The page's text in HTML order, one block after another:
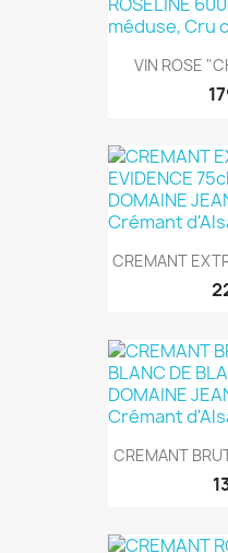
VIN ROSE
CREMANT
CREMANT